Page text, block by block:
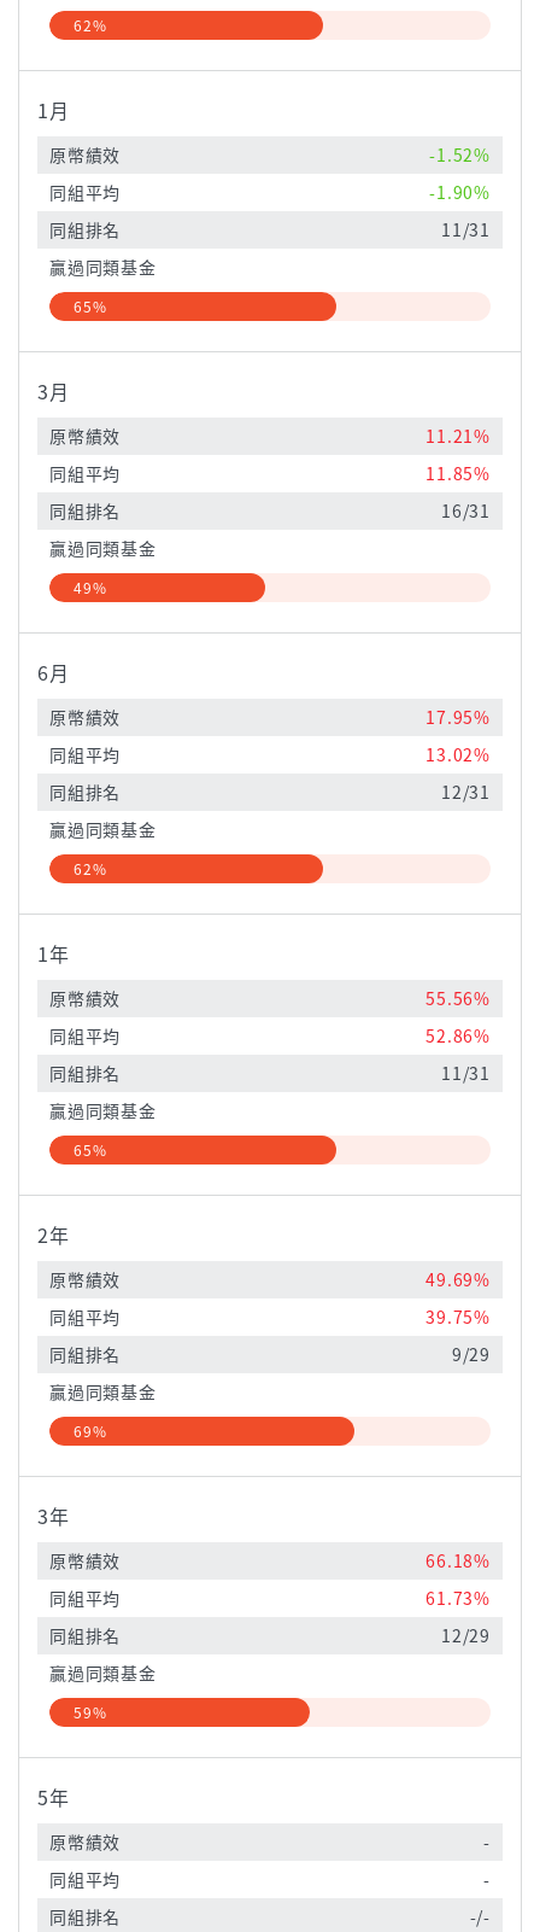
62%
1月
原幣績效
-1.52%
同組平均
-1.90%
同組排名
11/31
贏過同類基金
65%
3月
原幣績效
11.21%
同組平均
11.85%
同組排名
16/31
贏過同類基金
49%
6月
原幣績效
17.95%
同組平均
13.02%
同組排名
12/31
贏過同類基金
62%
1年
原幣績效
55.56%
同組平均
52.86%
同組排名
11/31
贏過同類基金
65%
2年
原幣績效
49.69%
同組平均
39.75%
同組排名
9/29
贏過同類基金
69%
3年
原幣績效
66.18%
同組平均
61.73%
同組排名
12/29
贏過同類基金
59%
5年
原幣績效
-
同組平均
-
同組排名
-/-